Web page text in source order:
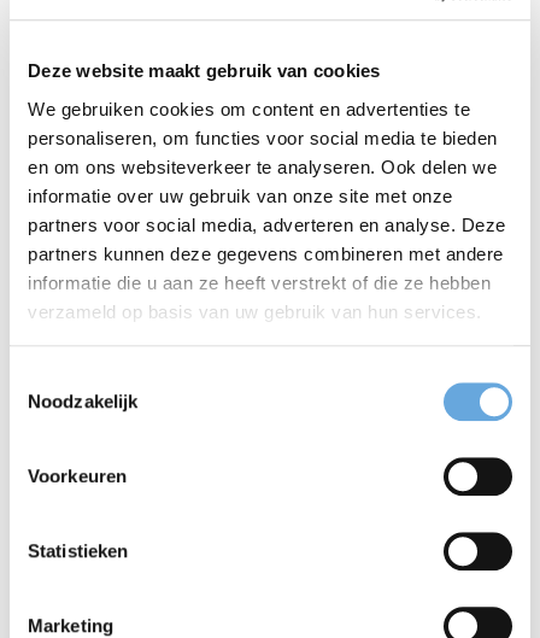
Deze website maakt gebruik van cookies
We gebruiken cookies om content en advertenties te
personaliseren, om functies voor social media te bieden
en om ons websiteverkeer te analyseren. Ook delen we
informatie over uw gebruik van onze site met onze
partners voor social media, adverteren en analyse. Deze
partners kunnen deze gegevens combineren met andere
informatie die u aan ze heeft verstrekt of die ze hebben
verzameld op basis van uw gebruik van hun services.
Noodzakelijk
Voorkeuren
Statistieken
Marketing
Blogs van Annette
woorden?
29.01.2026
Wanner mag je twee woorden gewoon